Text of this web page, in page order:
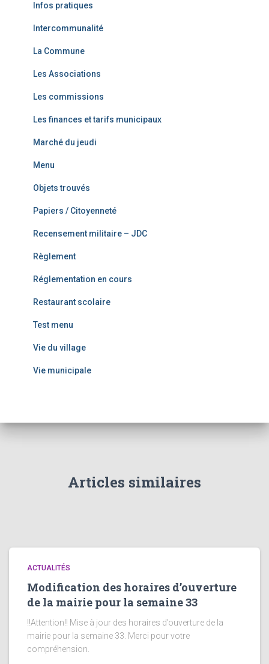
Infos pratiques
Intercommunalité
La Commune
Les Associations
Les commissions
Les finances et tarifs municipaux
Marché du jeudi
Menu
Objets trouvés
Papiers / Citoyenneté
Recensement militaire – JDC
Règlement
Réglementation en cours
Restaurant scolaire
Test menu
Vie du village
Vie municipale
Articles similaires
ACTUALITÉS
Modification des horaires d’ouverture
de la mairie pour la semaine 33
!!Attention!! Mise à jour des horaires d’ouverture de la
mairie pour la semaine 33. Merci pour votre
compréhension.